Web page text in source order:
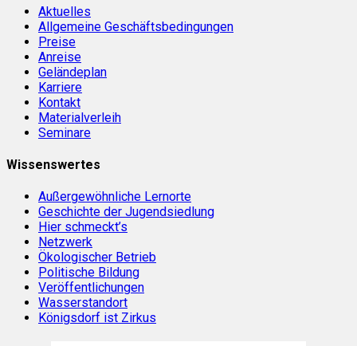
Aktuelles
Allgemeine Geschäftsbedingungen
Preise
Anreise
Geländeplan
Karriere
Kontakt
Materialverleih
Seminare
Wissenswertes
Außergewöhnliche Lernorte
Geschichte der Jugendsiedlung
Hier schmeckt’s
Netzwerk
Ökologischer Betrieb
Politische Bildung
Veröffentlichungen
Wasserstandort
Königsdorf ist Zirkus